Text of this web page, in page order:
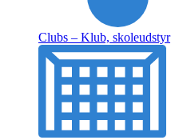
Clubs – Klub, skoleudstyr